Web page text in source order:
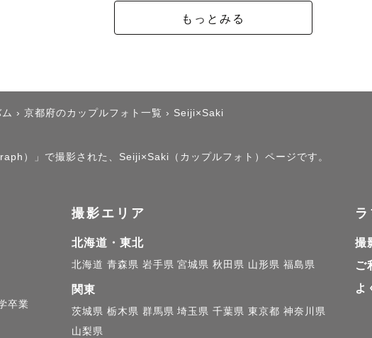
もっとみる
› 京都府のカップルフォト一覧 › Seiji×Saki
）」で撮影された、Seiji×Saki（カップルフォト）ページです。
卒業
撮影エリア
北海道・東北
北海道 青森県 岩手県 宮城県 秋田県 山形県 福島県
関東
茨城県 栃木県 群馬県 埼玉県 千葉県 東京都 神奈川県
山梨県
撮
ご
よ